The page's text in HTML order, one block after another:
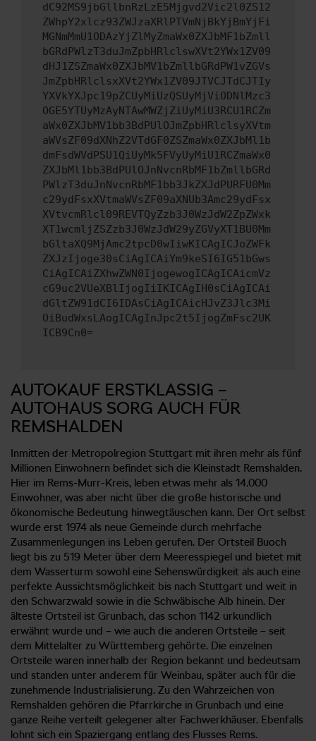
dC92MS9jbGllbnRzLzE5Mjgvd2Vic2l0ZS12
ZWhpY2xlcz93ZWJzaXRlPTVmNjBkYjBmYjFi
MGNmMmU1ODAzYjZlMyZmaWx0ZXJbMF1bZmll
bGRdPWlzT3duJmZpbHRlclswXVt2YWx1ZV09
dHJ1ZSZmaWx0ZXJbMV1bZmllbGRdPW1vZGVs
JmZpbHRlclsxXVt2YWx1ZV09JTVCJTdCJTIy
YXVkYXJpc19pZCUyMiUzQSUyMjViODNlMzc3
OGE5YTUyMzAyNTAwMWZjZiUyMiU3RCU1RCZm
aWx0ZXJbMV1bb3BdPUlOJmZpbHRlclsyXVtm
aWVsZF09dXNhZ2VTdGF0ZSZmaWx0ZXJbMl1b
dmFsdWVdPSU1QiUyMk5FVyUyMiU1RCZmaWx0
ZXJbMl1bb3BdPUlOJnNvcnRbMF1bZmllbGRd
PWlzT3duJnNvcnRbMF1bb3JkZXJdPURFU0Mm
c29ydFsxXVtmaWVsZF09aXNUb3Amc29ydFsx
XVtvcmRlcl09REVTQyZzb3J0WzJdW2ZpZWxk
XT1wcmljZSZzb3J0WzJdW29yZGVyXT1BU0Mm
bGltaXQ9MjAmc2tpcD0wIiwKICAgICJoZWFk
ZXJzIjoge30sCiAgICAiYm9keSI6IG51bGws
CiAgICAiZXhwZWN0IjogewogICAgICAicmVz
cG9uc2VUeXBlIjogIiIKICAgIH0sCiAgICAi
dGltZW91dCI6IDAsCiAgICAicHJvZ3Jlc3Mi
OiBudWxsLAogICAgInJpc2t5IjogZmFsc2UK
ICB9Cn0=
AUTOKAUF ERSTKLASSIG –
AUTOHAUS SORG AUCH FÜR
REMSHALDEN
Inmitten der Metropolregion Stuttgart mit ihren mehr als fünf
Millionen Einwohnern befindet sich die Kleinstadt Remshalden.
Hier im Rems-Murr-Kreis, leben etwas mehr als 14.000
Einwohner, was aber nicht über die große historische und
ökonomische Bedeutung hinwegtäuschen kann. Der Ort selbst
wurde erst 1974 als neue Gemeinde durch mehrfache
Zusammenlegungen ins Leben gerufen. Der Ortsteil Buoch
liegt bis zu 519 Meter über dem Meeresspiegel und bietet mit
dem Wasserturm sowohl eine Sehenswürdigkeit als auch eine
perfekte Aussichtsmöglichkeit bis nach Stuttgart und weit in
den Schwarzwald sowie in die Schwäbische Alb hinein. Der
älteste Ortsteil ist Grunbach, das schon 1142 urkundlich
erwähnt wurde und – wie auch die anderen Ortsteile – seit
dem Mittelalter zu Württemberg gehörte. Die einzelnen
Ortsteile waren innerhalb der Region bekannt und bedeutsam
und standen unter anderem für Weinbau, später auch für die
zunehmende Industrialisierung. Zu den Wahrzeichen von
Remshalden gehören die Pfarrkirche in Grunbach und eine
ganze Reihe verteilt gelegener alter Fachwerkhäuser. Ebenfalls
lohnt sich ein Spaziergang entlang des Flusses Rems.